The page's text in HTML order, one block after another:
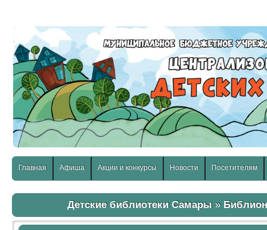
Главная Афиша Акции и конкурсы Новости Посетителям
Детские библиотеки Самары »